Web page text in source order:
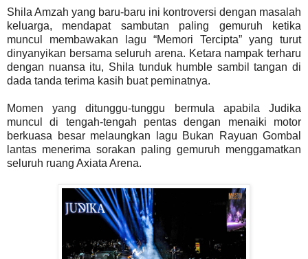
Shila Amzah yang baru-baru ini kontroversi dengan masalah
keluarga, mendapat sambutan paling gemuruh ketika
muncul membawakan lagu “Memori Tercipta” yang turut
dinyanyikan bersama seluruh arena. Ketara nampak terharu
dengan nuansa itu, Shila tunduk humble sambil tangan di
dada tanda terima kasih buat peminatnya.
Momen yang ditunggu-tunggu bermula apabila Judika
muncul di tengah-tengah pentas dengan menaiki motor
berkuasa besar melaungkan lagu Bukan Rayuan Gombal
lantas menerima sorakan paling gemuruh menggamatkan
seluruh ruang Axiata Arena.